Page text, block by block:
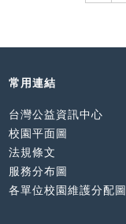
常用連結
台灣公益資訊中心
校園平面圖
法規條文
服務分布圖
各單位校園維護分配圖